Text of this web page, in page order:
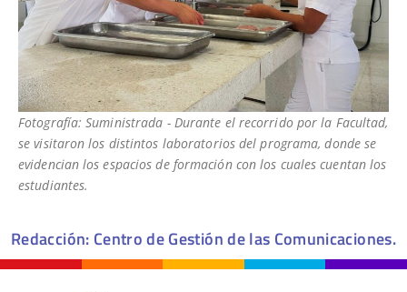
Fotografía: Suministrada - Durante el recorrido por la Facultad,
se visitaron los distintos laboratorios del programa, donde se
evidencian los espacios de formación con los cuales cuentan los
estudiantes.
Redacción: Centro de Gestión de las Comunicaciones.